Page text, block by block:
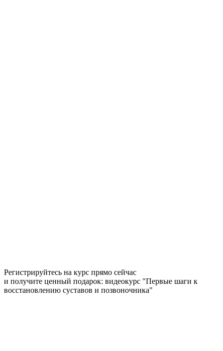
Регистрируйтесь на курс прямо сейчас
и получите ценный подарок: видеокурс "Первые шаги к
восстановлению суставов и позвоночника"